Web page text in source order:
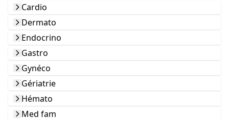
Cardio
Dermato
Endocrino
Gastro
Gynéco
Gériatrie
Hémato
Med fam